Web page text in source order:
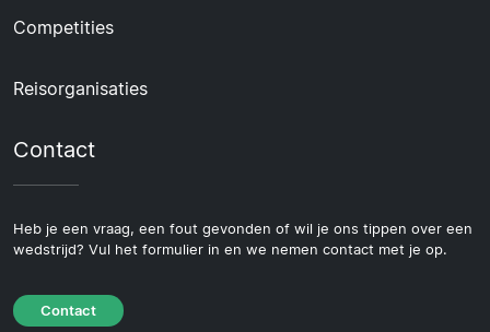
Competities
Reisorganisaties
Contact
Heb je een vraag, een fout gevonden of wil je ons tippen over een
wedstrijd? Vul het formulier in en we nemen contact met je op.
Contact